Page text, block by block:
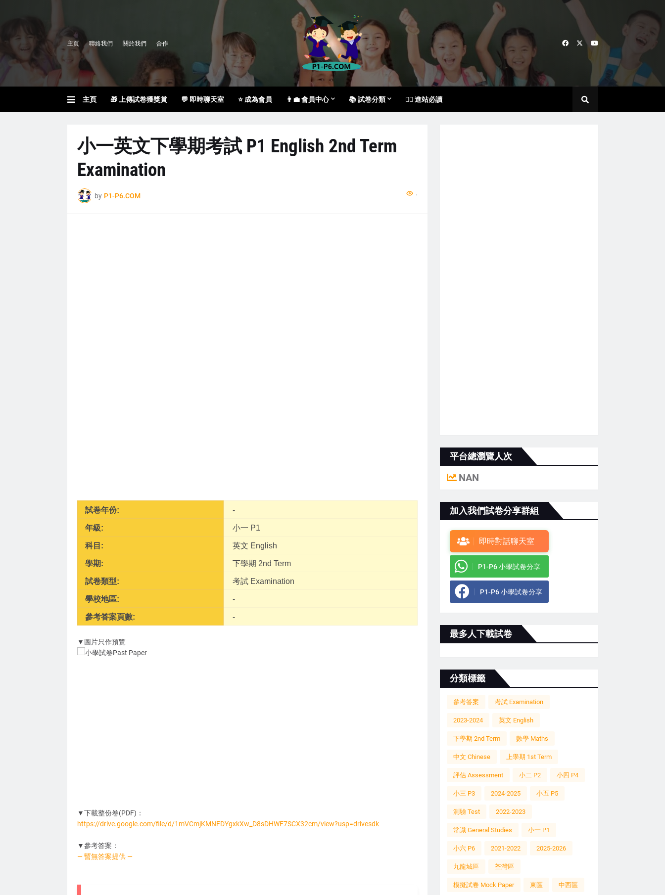
主頁 聯絡我們 關於我們 合作
主頁 🎁 上傳試卷獲獎賞 💬 即時聊天室 ⭐ 成為會員 👨‍💼 會員中心 📚 試卷分類 🙇‍♀️ 進站必讀
小一英文下學期考試 P1 English 2nd Term
Examination
by P1-P6.COM ...
試卷年份: -
年級: 小一 P1
科目: 英文 English
學期: 下學期 2nd Term
試卷類型: 考試 Examination
學校地區: -
參考答案頁數: -
▼圖片只作預覽
▼下載整份卷(PDF)：
https://drive.google.com/file/d/1mVCmjKMNFDYgxkXw_D8sDHWF7SCX32cm/view?usp=drivesdk
▼參考答案：
— 暫無答案提供 —
平台總瀏覽人次
NAN
加入我們試卷分享群組
即時對話聊天室
P1-P6 小學試卷分享
P1-P6 小學試卷分享
最多人下載試卷
分類標籤
參考答案 考試 Examination
2023-2024 英文 English
下學期 2nd Term 數學 Maths
中文 Chinese 上學期 1st Term
評估 Assessment 小二 P2 小四 P4
小三 P3 2024-2025 小五 P5
測驗 Test 2022-2023
常識 General Studies 小一 P1
小六 P6 2021-2022 2025-2026
九龍城區 荃灣區
模擬試卷 Mock Paper 東區 中西區